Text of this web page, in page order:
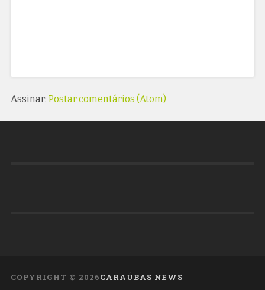
Assinar: Postar comentários (Atom)
COPYRIGHT © 2026CARAÚBAS NEWS